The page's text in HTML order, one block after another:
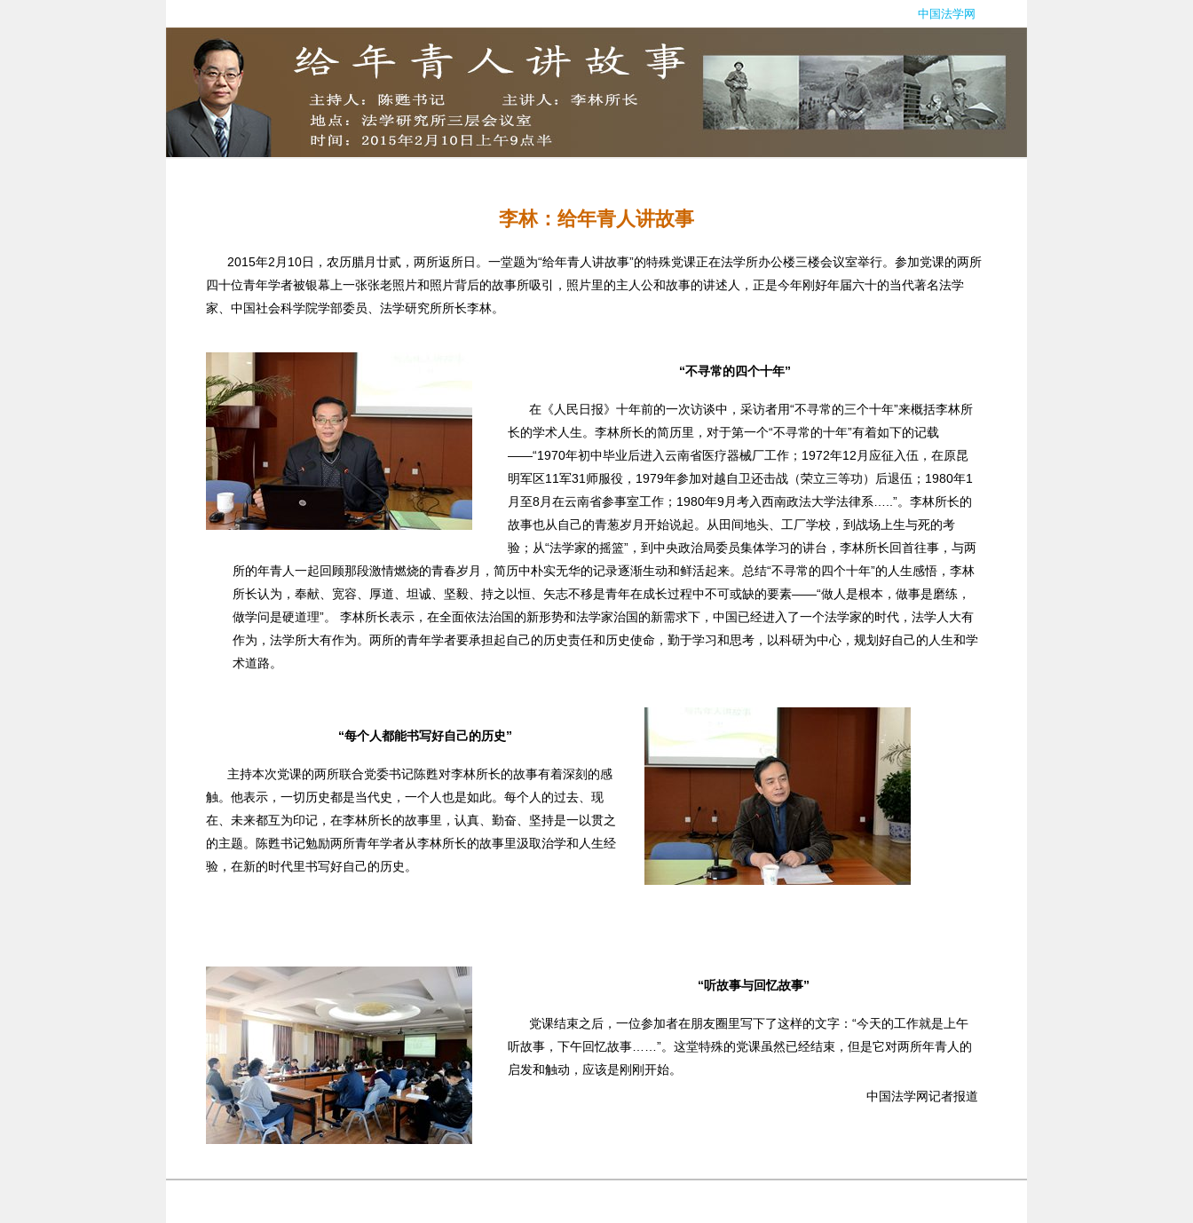
中国法学网
李林：给年青人讲故事
2015年2月10日，农历腊月廿贰，两所返所日。一堂题为“给年青人讲故事”的特殊党课正在法学所办公楼三楼会议室举行。参加党课的两所
四十位青年学者被银幕上一张张老照片和照片背后的故事所吸引，照片里的主人公和故事的讲述人，正是今年刚好年届六十的当代著名法学
家、中国社会科学院学部委员、法学研究所所长李林。
“不寻常的四个十年”
在《人民日报》十年前的一次访谈中，采访者用“不寻常的三个十年”来概括李林所
长的学术人生。李林所长的简历里，对于第一个“不寻常的十年”有着如下的记载
——“1970年初中毕业后进入云南省医疗器械厂工作；1972年12月应征入伍，在原昆
明军区11军31师服役，1979年参加对越自卫还击战（荣立三等功）后退伍；1980年1
月至8月在云南省参事室工作；1980年9月考入西南政法大学法律系…..”。李林所长的
故事也从自己的青葱岁月开始说起。从田间地头、工厂学校，到战场上生与死的考
验；从“法学家的摇篮”，到中央政治局委员集体学习的讲台，李林所长回首往事，与两
所的年青人一起回顾那段激情燃烧的青春岁月，简历中朴实无华的记录逐渐生动和鲜活起来。总结“不寻常的四个十年”的人生感悟，李林
所长认为，奉献、宽容、厚道、坦诚、坚毅、持之以恒、矢志不移是青年在成长过程中不可或缺的要素——“做人是根本，做事是磨练，
做学问是硬道理”。 李林所长表示，在全面依法治国的新形势和法学家治国的新需求下，中国已经进入了一个法学家的时代，法学人大有
作为，法学所大有作为。两所的青年学者要承担起自己的历史责任和历史使命，勤于学习和思考，以科研为中心，规划好自己的人生和学
术道路。
“每个人都能书写好自己的历史”
主持本次党课的两所联合党委书记陈甦对李林所长的故事有着深刻的感
触。他表示，一切历史都是当代史，一个人也是如此。每个人的过去、现
在、未来都互为印记，在李林所长的故事里，认真、勤奋、坚持是一以贯之
的主题。陈甦书记勉励两所青年学者从李林所长的故事里汲取治学和人生经
验，在新的时代里书写好自己的历史。
“听故事与回忆故事”
党课结束之后，一位参加者在朋友圈里写下了这样的文字：“今天的工作就是上午
听故事，下午回忆故事……”。这堂特殊的党课虽然已经结束，但是它对两所年青人的
启发和触动，应该是刚刚开始。
中国法学网记者报道